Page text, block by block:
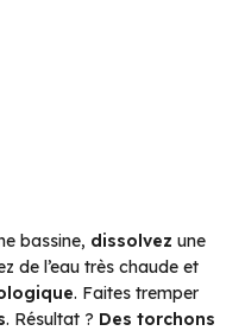
bassine, dissolvez une
de l’eau très chaude et
. Faites tremper
. Résultat ? Des torchons